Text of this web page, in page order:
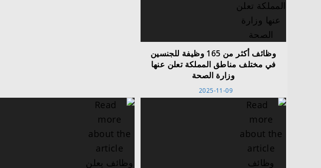
وظائف أكثر من 165 وظيفة للجنسين
في مختلف مناطق المملكة تعلن عنها
وزارة الصحة
2025-11-09